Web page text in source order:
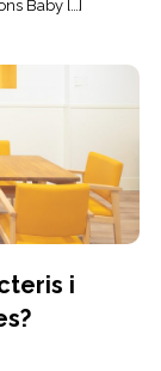
Baby […]
i